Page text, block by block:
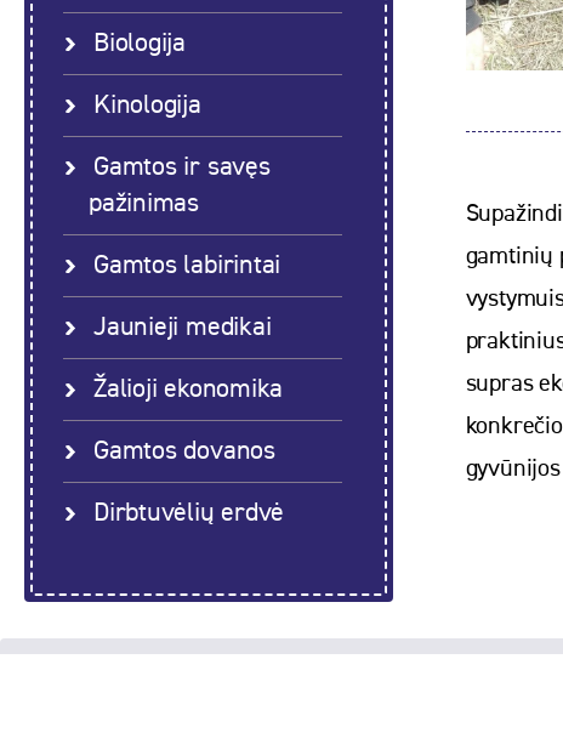
Biologija
Kinologija
Gamtos ir savęs
pažinimas
Gamtos labirintai
Jaunieji medikai
Žalioji ekonomika
Gamtos dovanos
Dirbtuvėlių erdvė
gamtinių
supras